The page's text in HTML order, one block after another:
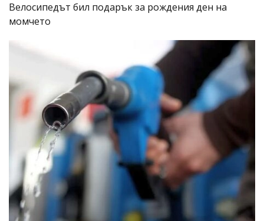
Велосипедът бил подарък за рождения ден на
момчето